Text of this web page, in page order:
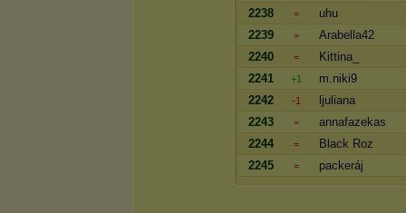
2238
=
uhu
2239
=
Arabella42
2240
=
Kittina_
2241
+1
m.niki9
2242
-1
ljuliana
2243
=
annafazekas
2244
=
Black Roz
2245
= packeráj